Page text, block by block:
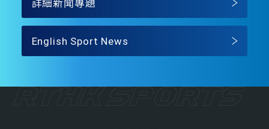
詳細新聞專題
English Sport News